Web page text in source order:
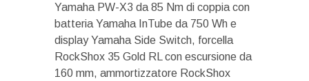
Yamaha PW-X3 da 85 Nm di coppia con
batteria Yamaha InTube da 750 Wh e
display Yamaha Side Switch, forcella
RockShox 35 Gold RL con escursione da
160 mm, ammortizzatore RockShox